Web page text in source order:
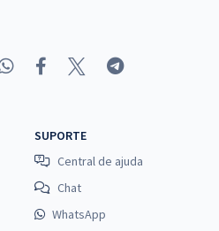
SUPORTE
Central de ajuda
Chat
WhatsApp